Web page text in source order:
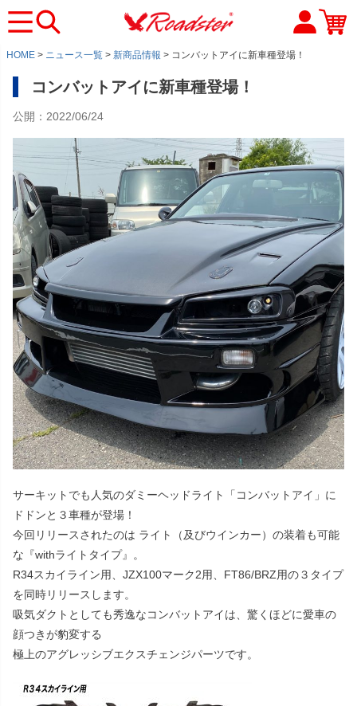
HOME ニュース一覧 新商品情報 コンバットアイに新車種登場！
コンバットアイに新車種登場！
公開：2022/06/24
サーキットでも人気のダミーヘッドライト「コンバットアイ」に
ドドンと３車種が登場！
今回リリースされたのは ライト（及びウインカー）の装着も可能
な『withライトタイプ』。
R34スカイライン用、JZX100マーク2用、FT86/BRZ用の３タイプ
を同時リリースします。
吸気ダクトとしても秀逸なコンバットアイは、驚くほどに愛車の
顔つきが豹変する
極上のアグレッシブエクスチェンジパーツです。